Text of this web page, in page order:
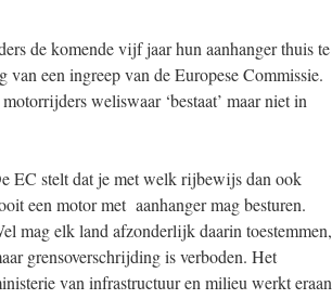
de komende vijf jaar hun aanhanger thuis te
van een ingreep van de Europese Commissie.
weliswaar ‘bestaat’ maar niet in
EC stelt dat je met welk rijbewijs dan ook
een motor met aanhanger mag besturen.
mag elk land afzonderlijk daarin toestemmen,
grensoverschrijding is verboden. Het
van infrastructuur en milieu werkt eraan